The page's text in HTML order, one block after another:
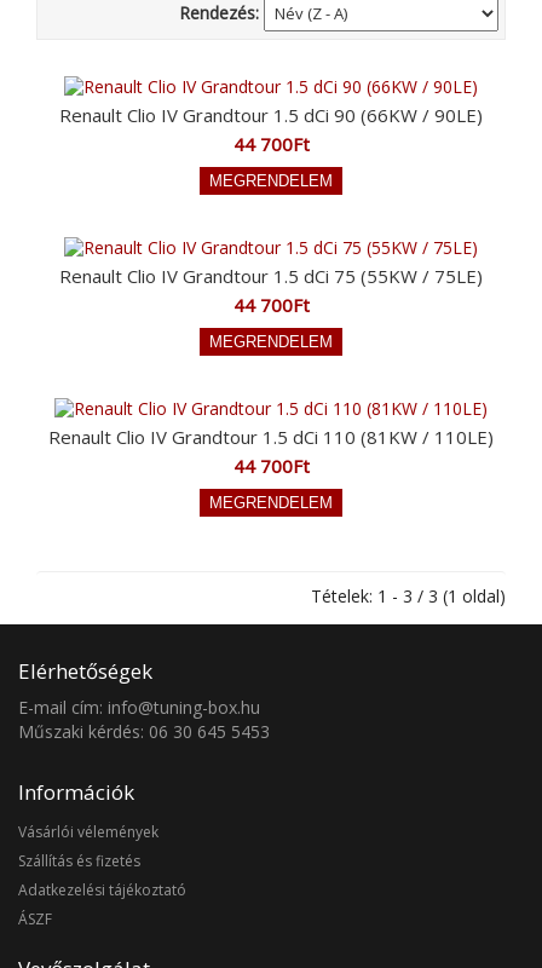
Rendezés:
Renault Clio IV Grandtour 1.5 dCi 90 (66KW / 90LE)
44 700Ft
Renault Clio IV Grandtour 1.5 dCi 75 (55KW / 75LE)
44 700Ft
Renault Clio IV Grandtour 1.5 dCi 110 (81KW / 110LE)
44 700Ft
Tételek: 1 - 3 / 3 (1 oldal)
Elérhetőségek
E-mail cím: info@tuning-box.hu
Műszaki kérdés: 06 30 645 5453
Információk
Vásárlói vélemények
Szállítás és fizetés
Adatkezelési tájékoztató
ÁSZF